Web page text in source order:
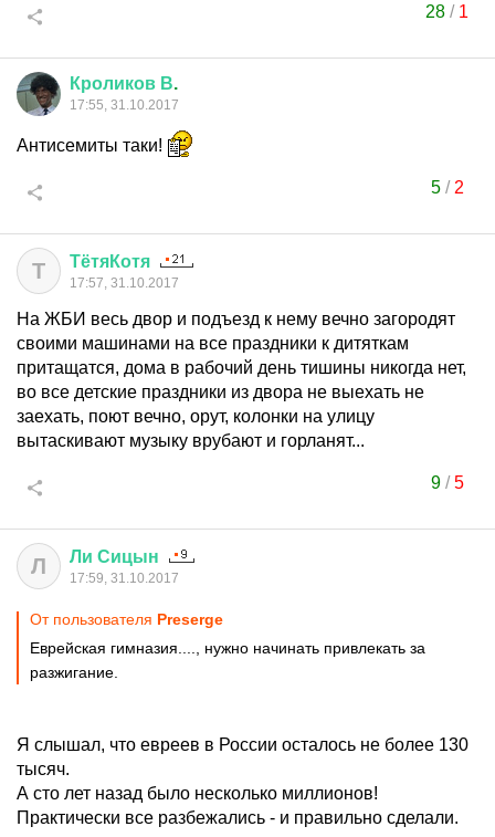
28 / 1
Кроликов В.
17:55, 31.10.2017
Антисемиты таки!
5/ 2
Т ТётяКотя
17:57, 31.10.2017
На ЖБИ весь двор и подъезд к нему вечно загородят
своими машинами на все праздники к дитяткам
притащатся, дома в рабочий день тишины никогда нет,
во все детские праздники из двора не выехать не
заехать, поют вечно, орут, колонки на улицу
вытаскивают музыку врубают и горланят...
9/5
Л Ли Сицын
17:59, 31.10.2017
От пользователя Preserge
Еврейская гимназия...., нужно начинать привлекать за
разжигание.
Я слышал, что евреев в России осталось не более 130
тысяч.
А сто лет назад было несколько миллионов!
Практически все разбежались - и правильно сделали.